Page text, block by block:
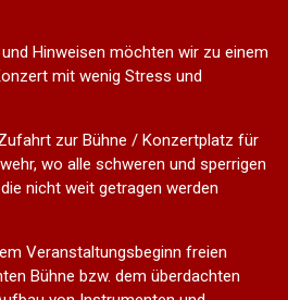
Hinweisen möchten wir zu einem
mit wenig Stress und
zur Bühne / Konzertplatz für
wo alle schweren und sperrigen
nicht weit getragen werden
Veranstaltungsbeginn freien
Bühne bzw. dem überdachten